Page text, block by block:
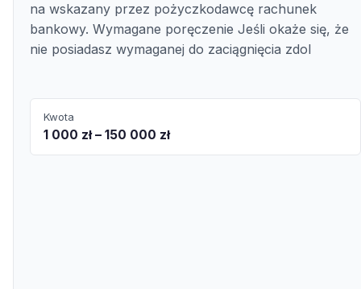
na wskazany przez pożyczkodawcę rachunek
bankowy. Wymagane poręczenie Jeśli okaże się, że
nie posiadasz wymaganej do zaciągnięcia zdol
Kwota
1 000 zł – 150 000 zł